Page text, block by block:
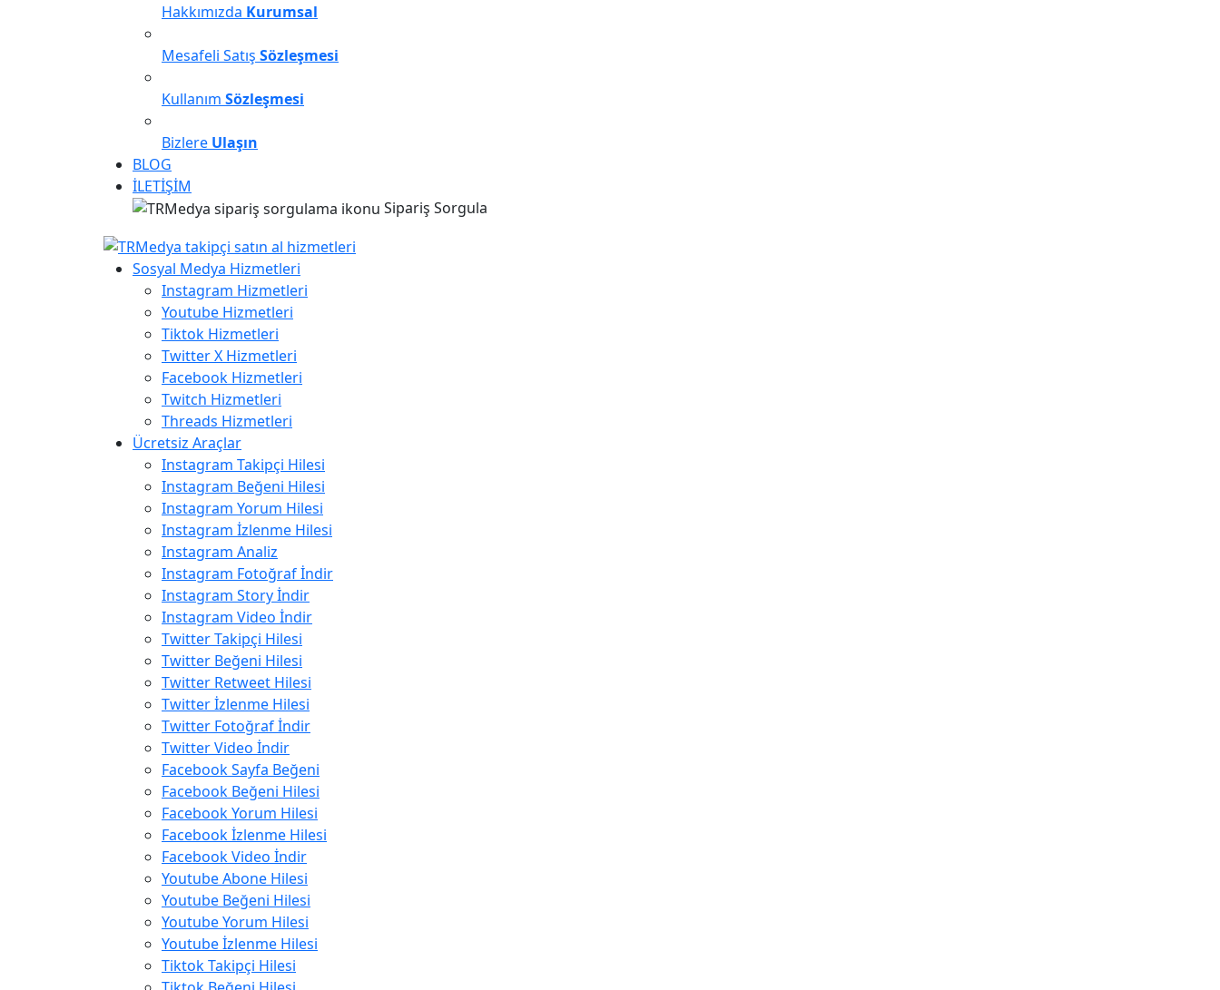
Hakkımızda Kurumsal
Mesafeli Satış Sözleşmesi
Kullanım Sözleşmesi
Bizlere Ulaşın
BLOG
İLETİŞİM
Sipariş Sorgula
Sosyal Medya Hizmetleri
Instagram Hizmetleri
Youtube Hizmetleri
Tiktok Hizmetleri
Twitter X Hizmetleri
Facebook Hizmetleri
Twitch Hizmetleri
Threads Hizmetleri
Ücretsiz Araçlar
Instagram Takipçi Hilesi
Instagram Beğeni Hilesi
Instagram Yorum Hilesi
Instagram İzlenme Hilesi
Instagram Analiz
Instagram Fotoğraf İndir
Instagram Story İndir
Instagram Video İndir
Twitter Takipçi Hilesi
Twitter Beğeni Hilesi
Twitter Retweet Hilesi
Twitter İzlenme Hilesi
Twitter Fotoğraf İndir
Twitter Video İndir
Facebook Sayfa Beğeni
Facebook Beğeni Hilesi
Facebook Yorum Hilesi
Facebook İzlenme Hilesi
Facebook Video İndir
Youtube Abone Hilesi
Youtube Beğeni Hilesi
Youtube Yorum Hilesi
Youtube İzlenme Hilesi
Tiktok Takipçi Hilesi